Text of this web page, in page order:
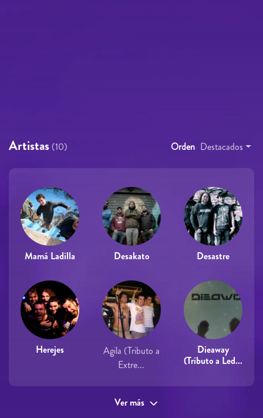
Artistas (10) Orden Destacados
Mamá Ladilla Desakato Desastre
Herejes
Agila (Tributo a
Extre...
Dieaway
(Tributo a Led...
Ver más